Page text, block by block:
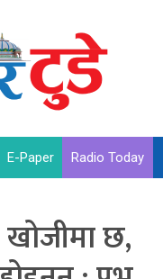
E-Paper Radio Today
छ,